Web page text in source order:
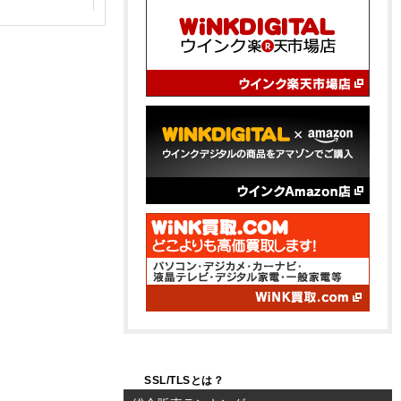
SSL/TLSとは？